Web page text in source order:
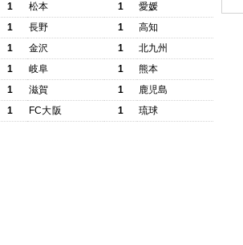
1
松本 1
愛媛
1
長野 1
高知
1
金沢 1
北九州
1
岐阜 1
熊本
1
滋賀 1
鹿児島
1
FC大阪 1 琉球